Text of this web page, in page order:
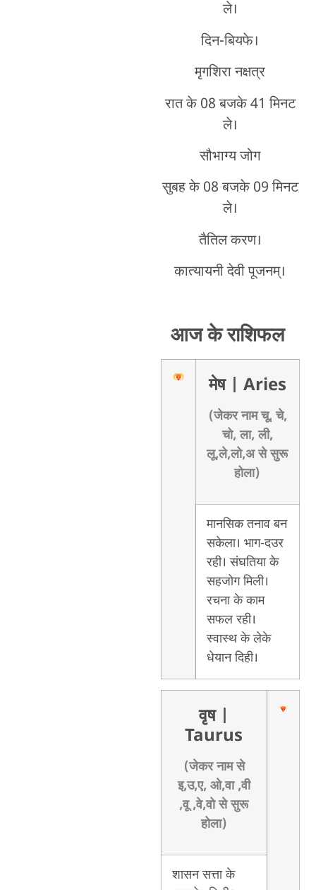
ले।
दिन-बियफे।
मृगशिरा नक्षत्र
रात के 08 बजके 41 मिनट
ले।
सौभाग्य जोग
सुबह के 08 बजके 09 मिनट
ले।
तैतिल करण।
कात्यायनी देवी पूजनम्।
आज के राशिफल
मेष | Aries
(जेकर नाम चू, चे,
चो, ला, ली,
लू,ले,लो,अ से सुरू
होला)
मानसिक तनाव बन
सकेला। भाग-दउर
रही। संघतिया के
सहजोग मिली।
रचना के काम
सफल रही।
स्वास्थ के लेके
धेयान दिही।
वृष
Taurus
(जेकर नाम से
इ,उ,ए, ओ,वा ,वी
,वू ,वे,वो से सुरू
होला)
शासन सत्ता के